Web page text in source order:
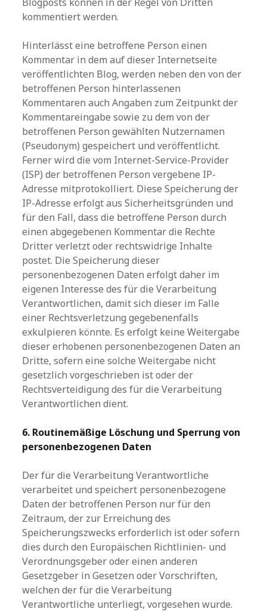
kommentiert werden.
Hinterlässt eine betroffene Person einen
Kommentar in dem auf dieser Internetseite
veröffentlichten Blog, werden neben den von der
betroffenen Person hinterlassenen
Kommentaren auch Angaben zum Zeitpunkt der
Kommentareingabe sowie zu dem von der
betroffenen Person gewählten Nutzernamen
(Pseudonym) gespeichert und veröffentlicht.
Ferner wird die vom Internet-Service-Provider
(ISP) der betroffenen Person vergebene IP-
Adresse mitprotokolliert. Diese Speicherung der
IP-Adresse erfolgt aus Sicherheitsgründen und
für den Fall, dass die betroffene Person durch
einen abgegebenen Kommentar die Rechte
Dritter verletzt oder rechtswidrige Inhalte
postet. Die Speicherung dieser
personenbezogenen Daten erfolgt daher im
eigenen Interesse des für die Verarbeitung
Verantwortlichen, damit sich dieser im Falle
einer Rechtsverletzung gegebenenfalls
exkulpieren könnte. Es erfolgt keine Weitergabe
dieser erhobenen personenbezogenen Daten an
Dritte, sofern eine solche Weitergabe nicht
gesetzlich vorgeschrieben ist oder der
Rechtsverteidigung des für die Verarbeitung
Verantwortlichen dient.
6. Routinemäßige Löschung und Sperrung von
personenbezogenen Daten
Der für die Verarbeitung Verantwortliche
verarbeitet und speichert personenbezogene
Daten der betroffenen Person nur für den
Zeitraum, der zur Erreichung des
Speicherungszwecks erforderlich ist oder sofern
dies durch den Europäischen Richtlinien- und
Verordnungsgeber oder einen anderen
Gesetzgeber in Gesetzen oder Vorschriften,
welchen der für die Verarbeitung
Verantwortliche unterliegt, vorgesehen wurde.